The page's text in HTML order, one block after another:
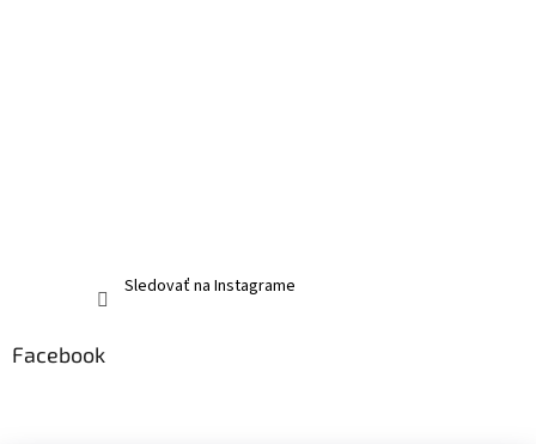
Sledovať na Instagrame
Facebook